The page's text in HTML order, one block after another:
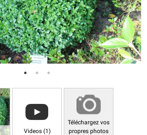
Videos (1)
Téléchargez vos
propres photos